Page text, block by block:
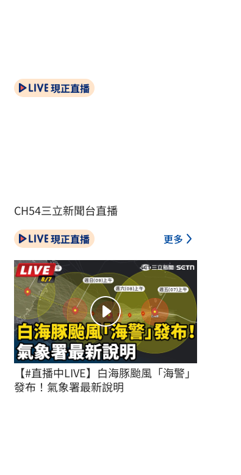
現正直播
CH54三立新聞台直播
現正直播 更多
【#直播中LIVE】白海豚颱風「海警」
發布！氣象署最新說明